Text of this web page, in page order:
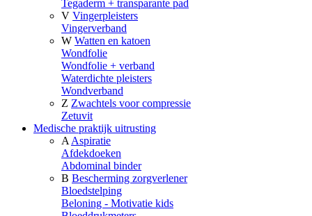
Tegaderm + transparante pad
V Vingerpleisters
Vingerverband
W Watten en katoen
Wondfolie
Wondfolie + verband
Waterdichte pleisters
Wondverband
Z Zwachtels voor compressie
Zetuvit
Medische praktijk uitrusting
A Aspiratie
Afdekdoeken
Abdominal binder
B Bescherming zorgverlener
Bloedstelping
Beloning - Motivatie kids